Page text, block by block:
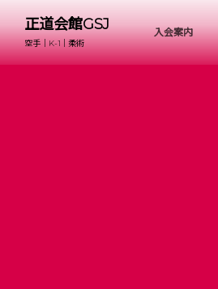
正道会館GSJ
空手｜K-1｜柔術
入会案内